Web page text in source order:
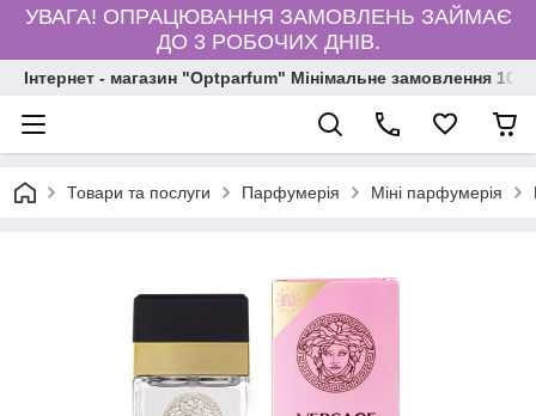
УВАГА! ОПРАЦЮВАННЯ ЗАМОВЛЕНЬ ЗАЙМАЄ
ДО 3 РОБОЧИХ ДНІВ.
Інтернет - магазин "Optparfum" Мінімальне замовлення
Товари та послуги Парфумерія Міні парфумерія